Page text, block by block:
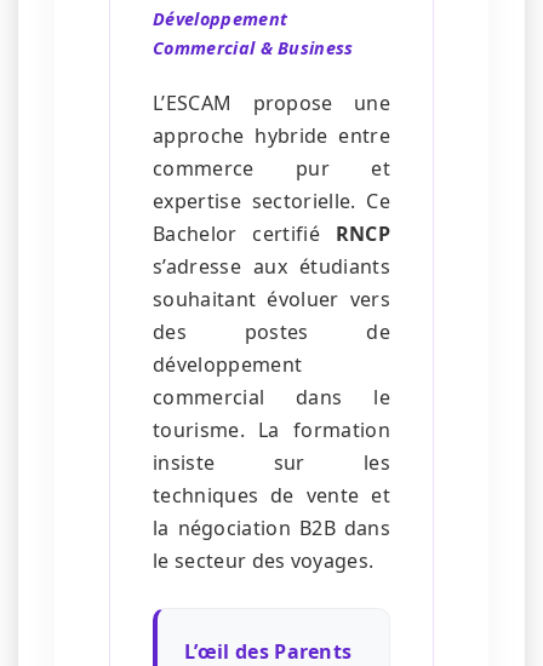
Développement
Commercial & Business
L’ESCAM propose une
approche hybride entre
commerce pur et
expertise sectorielle. Ce
Bachelor certifié RNCP
s’adresse aux étudiants
souhaitant évoluer vers
des postes de
développement
commercial dans le
tourisme. La formation
insiste sur les
techniques de vente et
la négociation B2B dans
le secteur des voyages.
L’œil des Parents